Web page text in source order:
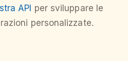
API per sviluppare le
personalizzate.